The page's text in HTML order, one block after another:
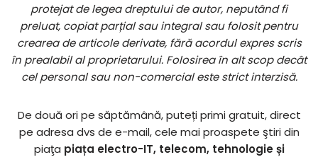
protejat de legea dreptului de autor, neputând fi
preluat, copiat parțial sau integral sau folosit pentru
crearea de articole derivate, fără acordul expres scris
în prealabil al proprietarului. Folosirea în alt scop decât
cel personal sau non-comercial este strict interzisă.
De două ori pe săptămână, puteți primi gratuit, direct
pe adresa dvs de e-mail, cele mai proaspete ştiri din
piaţa piața electro-IT, telecom, tehnologie și